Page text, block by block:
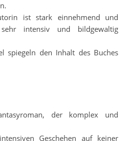
ist stark einnehmend und
intensiv und bildgewaltig
spiegeln den Inhalt des Buches
der komplex und
Geschehen auf keiner